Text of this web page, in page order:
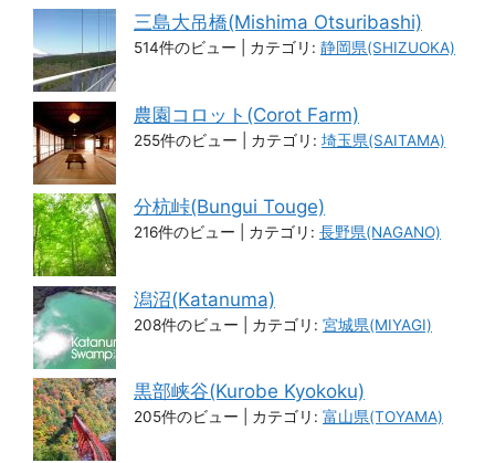
三島大吊橋(Mishima Otsuribashi)
514件のビュー カテゴリ: 静岡県(SHIZUOKA)
農園コロット(Corot Farm)
255件のビュー カテゴリ: 埼玉県(SAITAMA)
分杭峠(Bungui Touge)
216件のビュー カテゴリ: 長野県(NAGANO)
潟沼(Katanuma)
208件のビュー カテゴリ: 宮城県(MIYAGI)
黒部峡谷(Kurobe Kyokoku)
205件のビュー カテゴリ: 富山県(TOYAMA)